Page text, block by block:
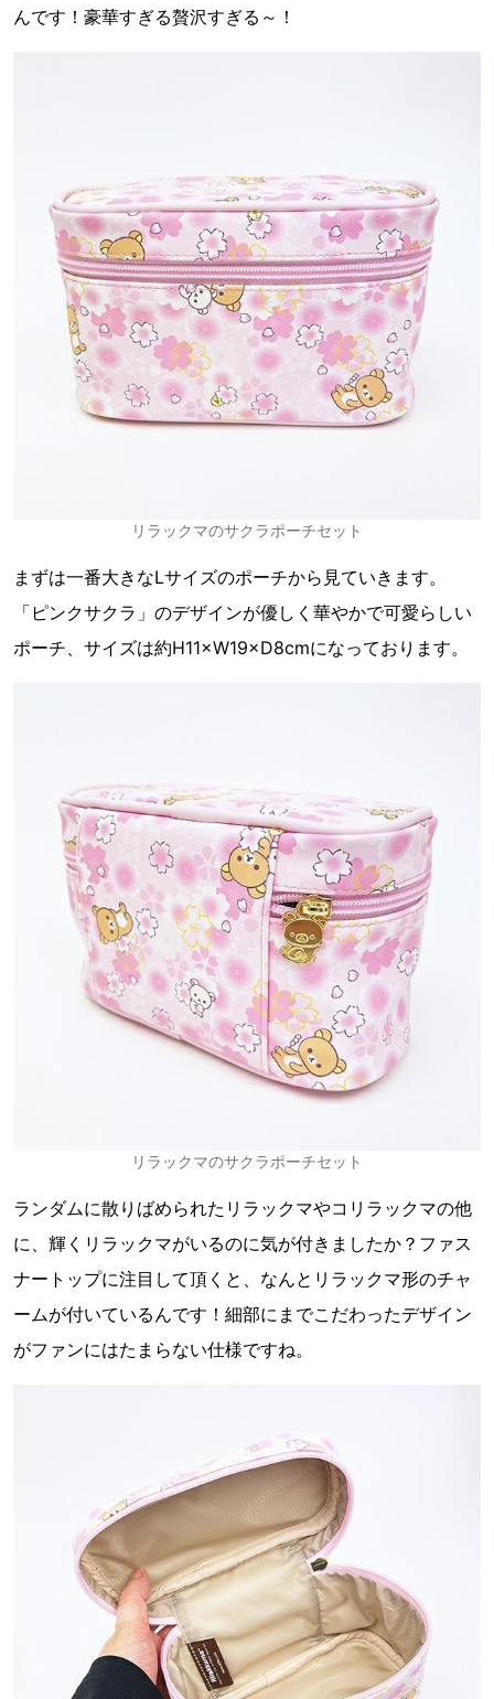
んです！豪華すぎる贅沢すぎる～！
リラックマのサクラポーチセット
まずは一番大きなLサイズのポーチから見ていきます。
「ピンクサクラ」のデザインが優しく華やかで可愛らしい
ポーチ、サイズは約H11×W19×D8cmになっております。
リラックマのサクラポーチセット
ランダムに散りばめられたリラックマやコリラックマの他
に、輝くリラックマがいるのに気が付きましたか？ファス
ナートップに注目して頂くと、なんとリラックマ形のチャ
ームが付いているんです！細部にまでこだわったデザイン
がファンにはたまらない仕様ですね。